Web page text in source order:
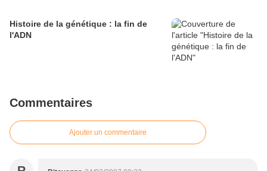
Histoire de la génétique : la fin de
l'ADN
Commentaires
Ajouter un commentaire